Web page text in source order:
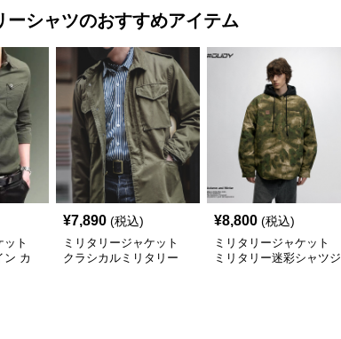
ーシャツのおすすめアイテム
ット
ン カ
¥7,890 (税込)
ミリタリージャケット
クラシカルミリタリー
¥8,800 (税込)
ミリタリージャケット
ミリタリー迷彩シャツジ